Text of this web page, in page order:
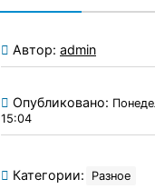
Автор: admin
Опубликовано:
15:04
Категории: Разное